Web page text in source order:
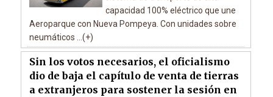
capacidad 100% eléctrico que une
Aeroparque con Nueva Pompeya. Con unidades sobre
neumáticos ...(+)
Sin los votos necesarios, el oficialismo
dio de baja el capítulo de venta de tierras
a extranjeros para sostener la sesión en